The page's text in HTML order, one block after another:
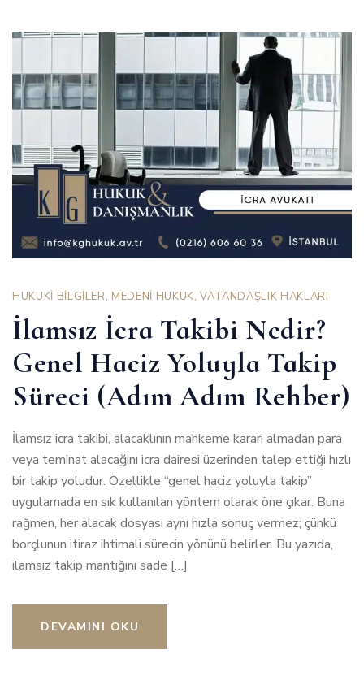
HUKUKİ BİLGİLER, MEDENİ HUKUK,VATANDAŞLIK HAKLARI
İlamsız İcra Takibi Nedir?
Genel Haciz Yoluyla Takip
Süreci (Adım Adım Rehber)
İlamsız icra takibi, alacaklının mahkeme kararı almadan para
veya teminat alacağını icra dairesi üzerinden talep ettiği hızlı
bir takip yoludur. Özellikle “genel haciz yoluyla takip”
uygulamada en sık kullanılan yöntem olarak öne çıkar. Buna
rağmen, her alacak dosyası aynı hızla sonuç vermez; çünkü
borçlunun itiraz ihtimali sürecin yönünü belirler. Bu yazıda,
ilamsız takip mantığını sade […]
DEVAMINI OKU